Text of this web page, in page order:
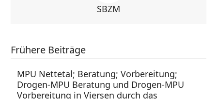
SBZM
Frühere Beiträge
MPU Nettetal; Beratung; Vorbereitung;
Drogen-MPU Beratung und Drogen-MPU
Vorbereitung in Viersen durch das